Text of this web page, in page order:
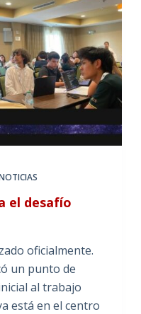
el desafío
oficialmente.
un punto de
al trabajo
está en el centro